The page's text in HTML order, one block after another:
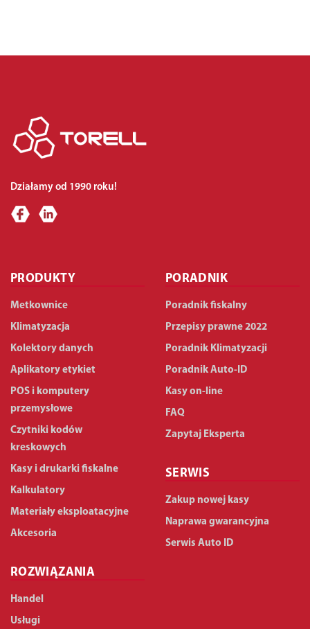
Działamy od 1990 roku!
PRODUKTY
Metkownice
Klimatyzacja
Kolektory danych
Aplikatory etykiet
POS i komputery
przemysłowe
Czytniki kodów
kreskowych
Kasy i drukarki fiskalne
Kalkulatory
Materiały eksploatacyjne
Akcesoria
ROZWIĄZANIA
Handel
Usługi
PORADNIK
Poradnik fiskalny
Przepisy prawne 2022
Poradnik Klimatyzacji
Poradnik Auto-ID
Kasy on-line
FAQ
Zapytaj Eksperta
SERWIS
Zakup nowej kasy
Naprawa gwarancyjna
Serwis Auto ID